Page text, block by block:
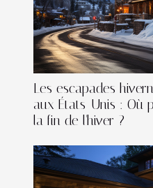
Les escapades
aux États-Unis : Où
la fin de l'hiver ?